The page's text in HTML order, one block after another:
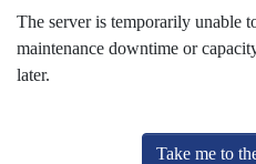
The server is temporarily unable
maintenance downtime or
later.
Take me to